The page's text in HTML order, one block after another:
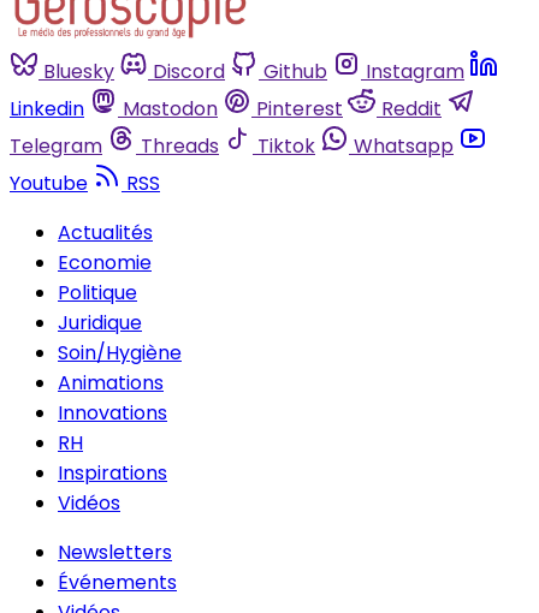
Bluesky Discord Github
Instagram
Linkedin
Mastodon Pinterest
Reddit
Telegram
Threads Tiktok
Whatsapp
Youtube
RSS
Actualités
Economie
Politique
Juridique
Soin/Hygiène
Animations
Innovations
RH
Inspirations
Vidéos
Newsletters
Événements